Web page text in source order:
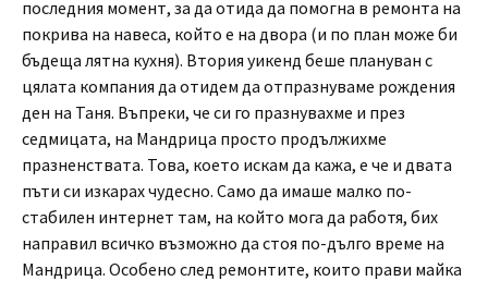
последния момент, за да отида да помогна в ремонта на
покрива на навеса, който е на двора (и по план може би
бъдеща лятна кухня). Втория уикенд беше плануван с
цялата компания да отидем да отпразнуваме рождения
ден на Таня. Въпреки, че си го празнувахме и през
седмицата, на Мандрица просто продължихме
празненствата. Това, което искам да кажа, е че и двата
пъти си изкарах чудесно. Само да имаше малко по-
стабилен интернет там, на който мога да работя, бих
направил всичко възможно да стоя по-дълго време на
Мандрица. Особено след ремонтите, които прави майка